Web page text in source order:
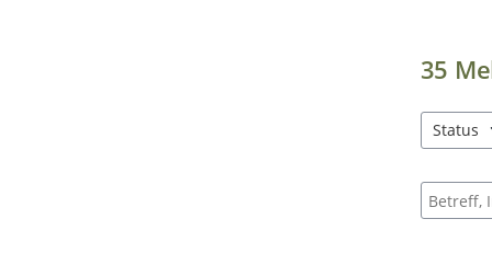
35
Status
Suche